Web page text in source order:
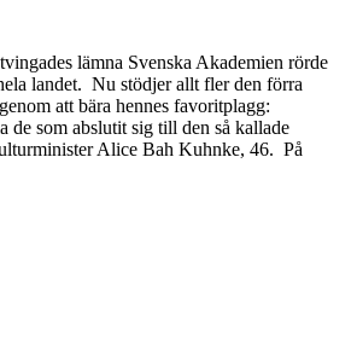
lämna Svenska Akademien rörde
landet. Nu stödjer allt fler den förra
att bära hennes favoritplagg:
de som abslutit sig till den så kallade
Alice Bah Kuhnke, 46. På